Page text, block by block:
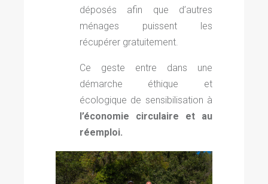
déposés afin que d’autres
ménages puissent les
récupérer gratuitement.
Ce geste entre dans une
démarche éthique et
écologique de sensibilisation à
l’économie circulaire et
au
réemploi.